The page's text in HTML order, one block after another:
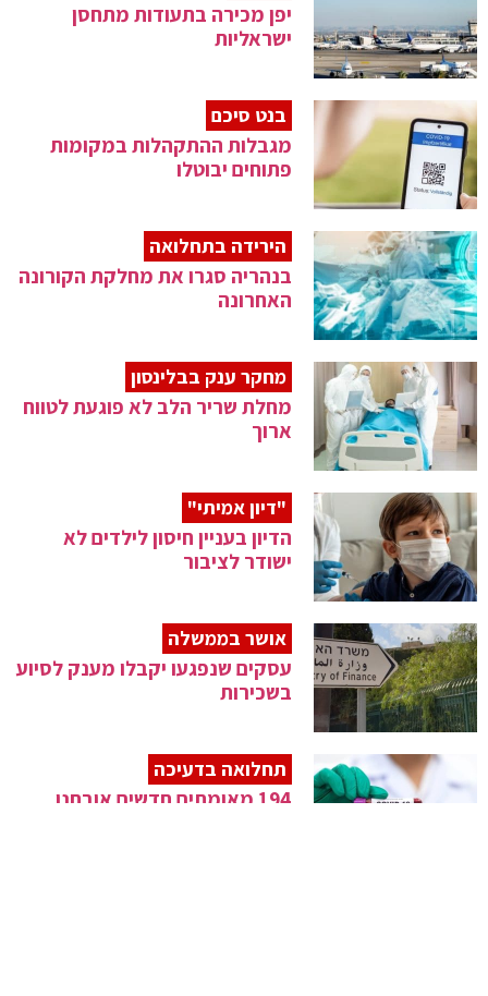
יפן מכירה בתעודות מתחסן
ישראליות
בנט סיכם
מגבלות ההתקהלות במקומות
פתוחים יבוטלו
הירידה בתחלואה
בנהריה סגרו את מחלקת הקורונה
האחרונה
מחקר ענק בבלינסון
מחלת שריר הלב לא פוגעת לטווח
ארוך
"דיון אמיתי"
הדיון בעניין חיסון לילדים לא
ישודר לציבור
אושר בממשלה
עסקים שנפגעו יקבלו מענק לסיוע
בשכירות
תחלואה בדעיכה
194 מאומתים חדשים אובחנו